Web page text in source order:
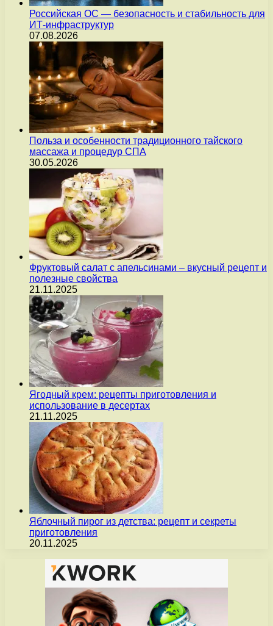
Российская ОС — безопасность и стабильность для
ИТ-инфраструктур
07.08.2026
Польза и особенности традиционного тайского
массажа и процедур СПА
30.05.2026
Фруктовый салат с апельсинами – вкусный рецепт и
полезные свойства
21.11.2025
Ягодный крем: рецепты приготовления и
использование в десертах
21.11.2025
Яблочный пирог из детства: рецепт и секреты
приготовления
20.11.2025